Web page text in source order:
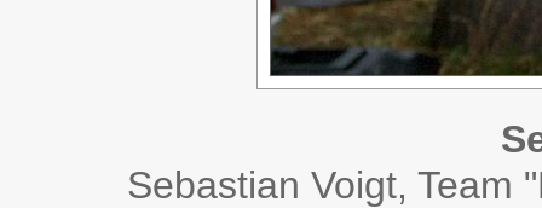
Sebastian Voigt, Team